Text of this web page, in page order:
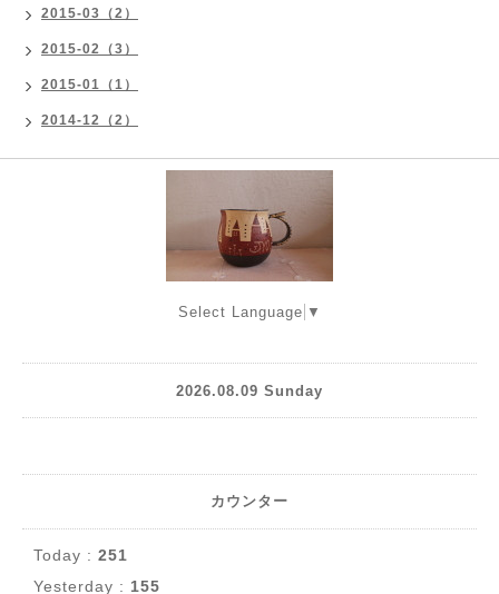
2015-03（2）
2015-02（3）
2015-01（1）
2014-12（2）
Select Language ▼
2026.08.09 Sunday
カウンター
Today : 251
Yesterday : 155